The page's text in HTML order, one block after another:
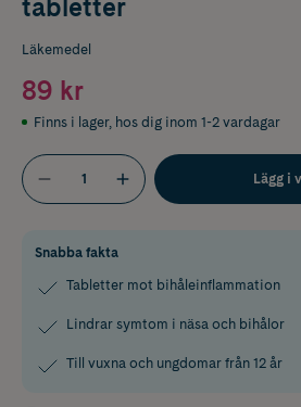
tabletter
Läkemedel
89 kr
Finns i lager, hos dig inom 1-2 vardagar
Lägg i
Snabba fakta
Tabletter mot bihåleinflammation
Lindrar symtom i näsa och bihålor
Till vuxna och ungdomar från 12 år